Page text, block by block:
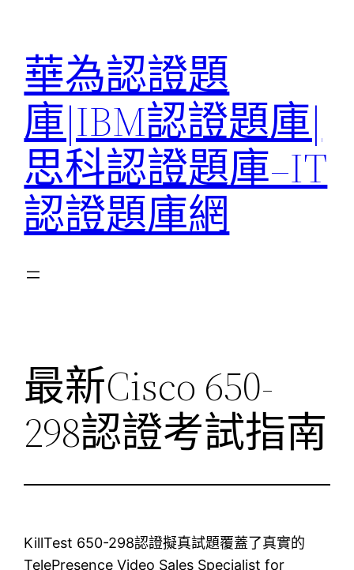
華為認證題
庫|IBM認證題庫|
思科認證題庫–IT
認證題庫網
最新Cisco 650-
298認證考試指南
KillTest 650-298認證擬真試題覆蓋了真實的
TelePresence Video Sales Specialist for